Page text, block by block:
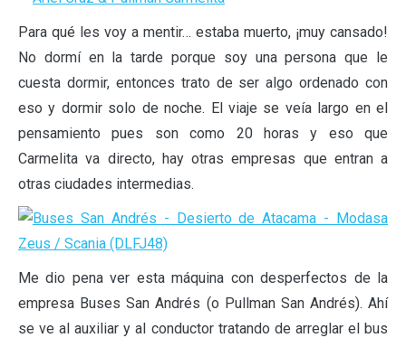
Para qué les voy a mentir… estaba muerto, ¡muy cansado!
No dormí en la tarde porque soy una persona que le
cuesta dormir, entonces trato de ser algo ordenado con
eso y dormir solo de noche. El viaje se veía largo en el
pensamiento pues son como 20 horas y eso que
Carmelita va directo, hay otras empresas que entran a
otras ciudades intermedias.
Me dio pena ver esta máquina con desperfectos de la
empresa Buses San Andrés (o Pullman San Andrés). Ahí
se ve al auxiliar y al conductor tratando de arreglar el bus